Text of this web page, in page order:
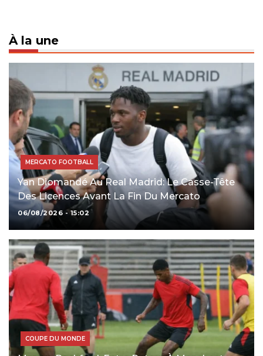
À la une
MERCATO FOOTBALL
Yan Diomandé Au Real Madrid: Le Casse-Tête
Des Licences Avant La Fin Du Mercato
06/08/2026 - 15:02
COUPE DU MONDE